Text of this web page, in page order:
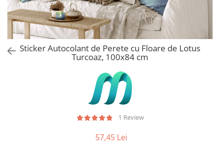
Stickere Copii
Stickere Florale
Stickere Diverse
Stickere Pentru Usi
Unelte - Accesorii DIY
Markere Corectoare - Retuș
Sticker Autocolant de Perete cu Floare de Lotus
Turcoaz, 100x84 cm
1 Review
57,45 Lei